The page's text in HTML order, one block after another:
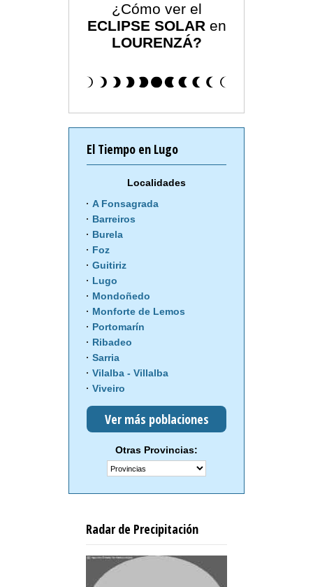
¿Cómo ver el
ECLIPSE SOLAR en
LOURENZÁ?
El Tiempo en Lugo
Localidades
A Fonsagrada
Barreiros
Burela
Foz
Guitiriz
Lugo
Mondoñedo
Monforte de Lemos
Portomarín
Ribadeo
Sarria
Vilalba - Villalba
Viveiro
Ver más poblaciones
Otras Provincias:
Radar de Precipitación